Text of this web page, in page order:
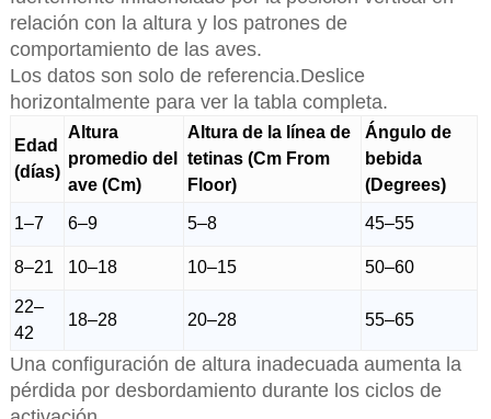
relación con la altura y los patrones de
comportamiento de las aves.
Los datos son solo de referencia.Deslice
horizontalmente para ver la tabla completa.
Edad
(días)
Altura
promedio del
ave (Cm)
Altura de la línea de
tetinas (Cm From
Floor)
Ángulo de
bebida
(Degrees)
1–7 6–9 5–8 45–55
8–21 10–18 10–15 50–60
22–
42
18–28 20–28 55–65
Una configuración de altura inadecuada aumenta la
pérdida por desbordamiento durante los ciclos de